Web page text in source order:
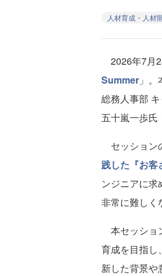
人材育成・人材
2026年7月
Summer 」
総務人事部
五十嵐一歩氏
セッション
践した『お客
ンジニアに
非常に難しく
本セッショ
育成を目指し
新した背景や